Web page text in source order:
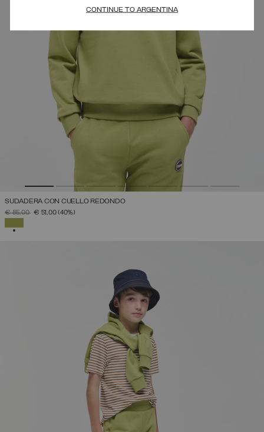
CONTINUE TO ARGENTINA
SUDADERA CON CUELLO REDONDO
PRECIO REBAJADO DE
€ 85,00A€ 51,00(40%)